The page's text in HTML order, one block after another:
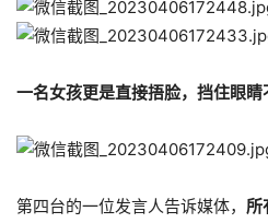
一名女孩更是直接捂脸，挡住眼睛
第四台的一位发言人告诉媒体， 所